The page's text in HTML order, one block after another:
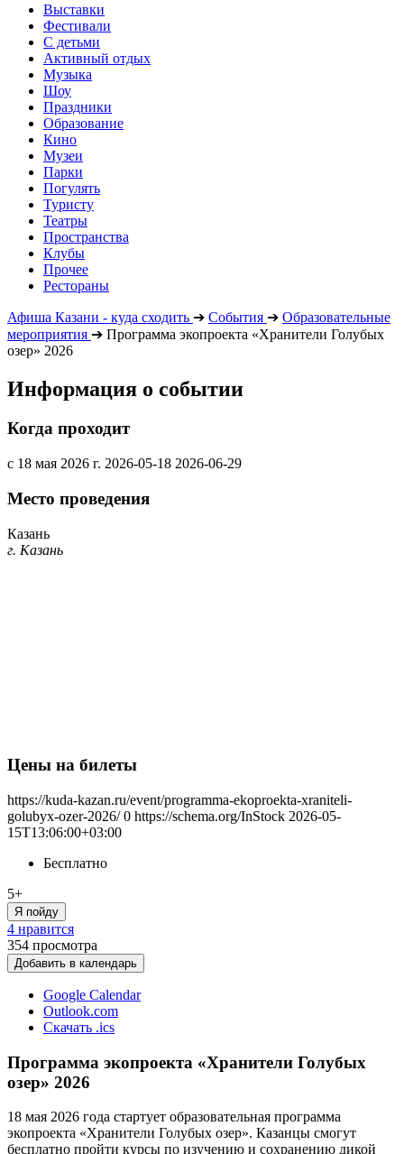
Выставки
Фестивали
С детьми
Активный отдых
Музыка
Шоу
Праздники
Образование
Кино
Музеи
Парки
Погулять
Туристу
Театры
Пространства
Клубы
Прочее
Рестораны
Афиша Казани - куда сходить ➔ События ➔ Образовательные
мероприятия ➔ Программа экопроекта «Хранители Голубых
озер» 2026
Информация о событии
Когда проходит
с 18 мая 2026 г. 2026-05-18 2026-06-29
Место проведения
Казань
г. Казань
Цены на билеты
https://kuda-kazan.ru/event/programma-ekoproekta-xraniteli-
golubyx-ozer-2026/ 0 https://schema.org/InStock 2026-05-
15T13:06:00+03:00
Бесплатно
5+
Я пойду
4 нравится
354 просмотра
Добавить в календарь
Google Calendar
Outlook.com
Скачать .ics
Программа экопроекта «Хранители Голубых
озер» 2026
18 мая 2026 года стартует образовательная программа
экопроекта «Хранители Голубых озер». Казанцы смогут
бесплатно пройти курсы по изучению и сохранению дикой